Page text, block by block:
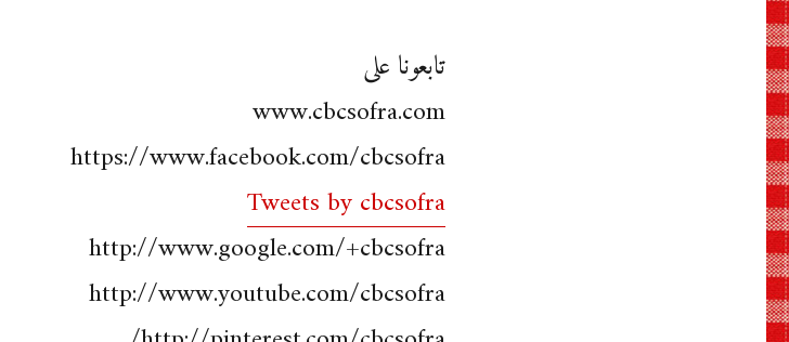
تابعونا على
www.cbcsofra.com
https://www.facebook.com/cbcsofra
Tweets by cbcsofra
http://www.google.com/+cbcsofra
http://www.youtube.com/cbcsofra